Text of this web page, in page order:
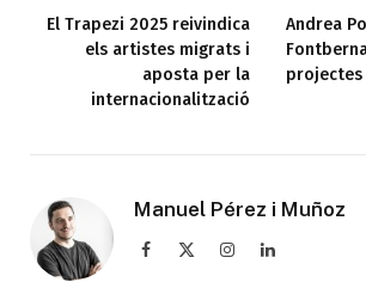
El Trapezi 2025 reivindica
els artistes migrats i
aposta per la
internacionalització
Andrea
projectes
Manuel Pérez i Muñoz
Facebook InstagramLinkedIn